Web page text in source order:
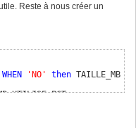
Reste à nous créer un
WHEN 'NO' then TAILLE_MB
UTILISE_PCT,